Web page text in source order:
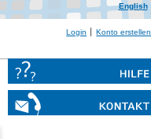
English
Login Konto erstellen